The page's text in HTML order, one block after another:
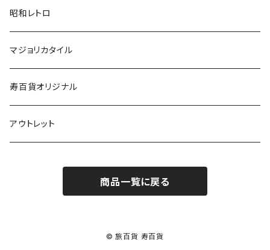
昭和レトロ
マジョリカタイル
寿百貨オリジナル
アウトレット
商品一覧に戻る
© 旅百貨 寿百貨